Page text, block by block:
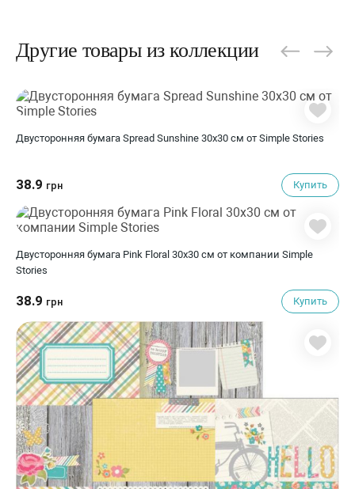
Другие товары из коллекции
Двусторонняя бумага Spread Sunshine 30х30 см от Simple Stories
38.9 грн Купить
Двусторонняя бумага Pink Floral 30х30 см от компании Simple
Stories
38.9 грн Купить